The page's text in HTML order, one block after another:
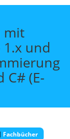
mit
und
C# (E-
Fachbücher